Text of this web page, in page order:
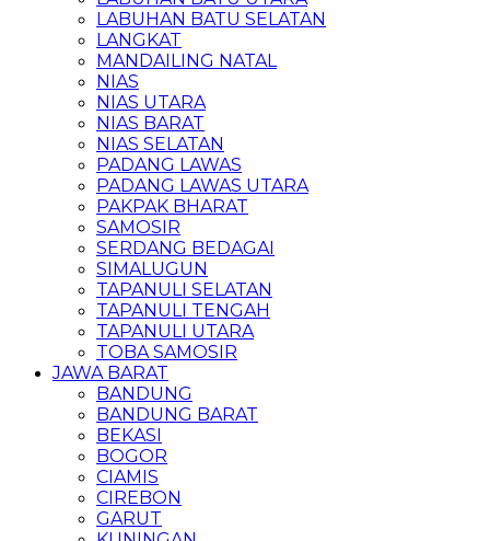
LABUHAN BATU SELATAN
LANGKAT
MANDAILING NATAL
NIAS
NIAS UTARA
NIAS BARAT
NIAS SELATAN
PADANG LAWAS
PADANG LAWAS UTARA
PAKPAK BHARAT
SAMOSIR
SERDANG BEDAGAI
SIMALUGUN
TAPANULI SELATAN
TAPANULI TENGAH
TAPANULI UTARA
TOBA SAMOSIR
JAWA BARAT
BANDUNG
BANDUNG BARAT
BEKASI
BOGOR
CIAMIS
CIREBON
GARUT